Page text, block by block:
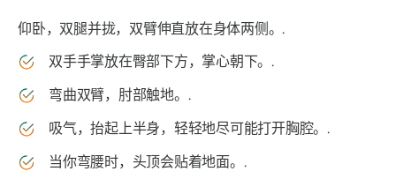
仰卧，双腿并拢，双臂伸直放在身体两侧。.
双手手掌放在臀部下方，掌心朝下。.
弯曲双臂，肘部触地。.
吸气，抬起上半身，轻轻地尽可能打开胸腔。.
当你弯腰时，头顶会贴着地面。.